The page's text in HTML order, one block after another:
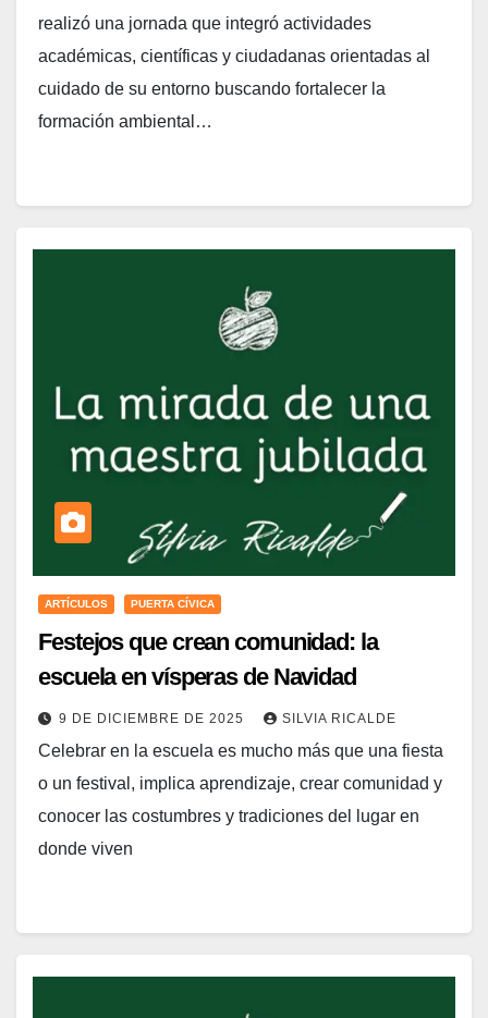
realizó una jornada que integró actividades
académicas, científicas y ciudadanas orientadas al
cuidado de su entorno buscando fortalecer la
formación ambiental…
ARTÍCULOS PUERTA CÍVICA
Festejos que crean comunidad: la
escuela en vísperas de Navidad
9 DE DICIEMBRE DE 2025 SILVIA RICALDE
Celebrar en la escuela es mucho más que una fiesta
o un festival, implica aprendizaje, crear comunidad y
conocer las costumbres y tradiciones del lugar en
donde viven